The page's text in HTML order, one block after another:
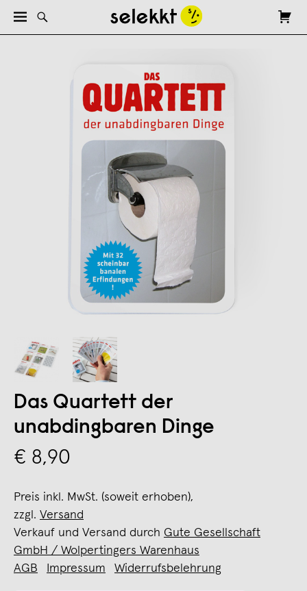
Das Quartett der
unabdingbaren Dinge
€ 8,90
Preis inkl. MwSt. (soweit erhoben),
zzgl. Versand
Verkauf und Versand durch Gute Gesellschaft
GmbH / Wolpertingers Warenhaus
AGB
Impressum Widerrufsbelehrung